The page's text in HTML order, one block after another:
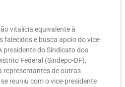
vitalícia equivalente à
falecidos e busca apoio do vice-
presidente do Sindicato dos
Federal (Sindepo-DF),
representantes de outras
reuniu com o vice-presidente